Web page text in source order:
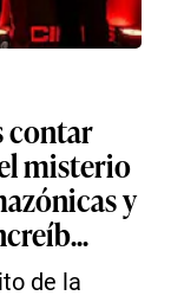
contar
misterio
y
de la